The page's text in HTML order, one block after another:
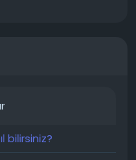
bilirsiniz?